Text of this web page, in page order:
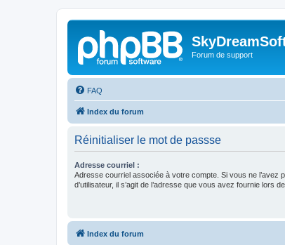
Forum de support
FAQ
Index du forum
Réinitialiser le mot de passse
Adresse courriel :
Adresse courriel associée à votre compte. Si vous ne l’avez
d’utilisateur, il s’agit de l’adresse que vous avez fournie lors
Index du forum